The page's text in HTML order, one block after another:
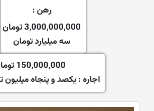
رهن :
3,000,000,000 تومان
سه میلیارد تومان
اجاره :
150,000,000 تومان
یکصد و پنجاه میلیون